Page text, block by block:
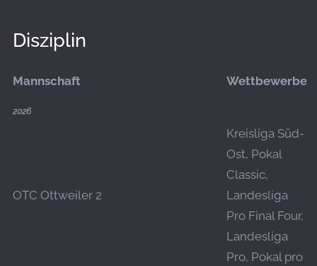
Disziplin
Mannschaft Wettbewerbe
2026
OTC Ottweiler 2
Kreisliga Süd-
Ost, Pokal
Classic,
Landesliga
Pro Final Four,
Landesliga
Pro, Pokal pro